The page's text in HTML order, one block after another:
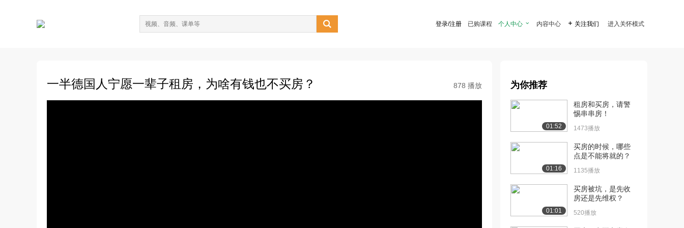
 登录/注册 已购课程 个人中心  内容中心  关注我们 进入关怀模式
一半德国人宁愿一辈子租房，为啥有钱也不买房？ 878 播放 为你推荐
01:52
租房和买房，请警
惕串串房！
1473播放
01:16
买房的时候，哪些
点是不能将就的？
1135播放
01:01
买房被坑，是先收
房还是先维权？
520播放